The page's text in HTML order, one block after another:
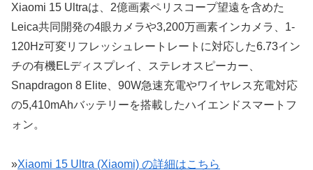
Xiaomi 15 Ultraは、2億画素ペリスコープ望遠を含めた
Leica共同開発の4眼カメラや3,200万画素インカメラ、1-
120Hz可変リフレッシュレートレートに対応した6.73イン
チの有機ELディスプレイ、ステレオスピーカー、
Snapdragon 8 Elite、90W急速充電やワイヤレス充電対応
の5,410mAhバッテリーを搭載したハイエンドスマートフ
ォン。
»Xiaomi 15 Ultra (Xiaomi) の詳細はこちら